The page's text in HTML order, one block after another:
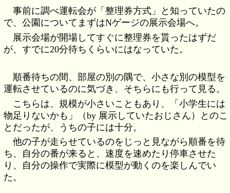
事前に調べ運転会が「整理券方式」と知っていたの
で、公園についてまずはNゲージの展示会場へ。
展示会場が開場してすぐに整理券を貰ったはずだ
が、すでに20分待ちくらいにはなっていた。
順番待ちの間、部屋の別の隅で、小さな別の模型を
運転させているのに気づき、そちらにも行って見る。
こちらは、規模が小さいこともあり、「小学生には
物足りないかも」（by 展示していたおじさん）とのこ
とだったが、うちの子には十分。
他の子が走らせているのをじっと見ながら順番を待
ち、自分の番が来ると、速度を速めたり停車させた
り、自分の操作で実際に模型が動くのを楽しんでい
た。